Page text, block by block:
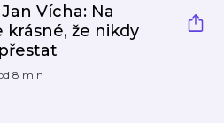
Vícha: Na
že nikdy
8 min